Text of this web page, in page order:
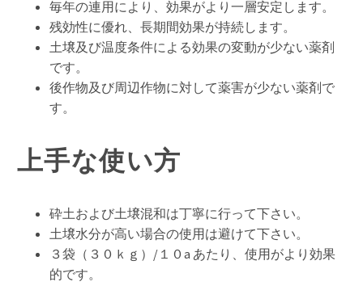
毎年の連用により、効果がより一層安定します。
残効性に優れ、長期間効果が持続します。
土壌及び温度条件による効果の変動が少ない薬剤
です。
後作物及び周辺作物に対して薬害が少ない薬剤で
す。
上手な使い方
砕土および土壌混和は丁寧に行って下さい。
土壌水分が高い場合の使用は避けて下さい。
３袋（３０ｋｇ）/１０a あたり、使用がより効果
的です。